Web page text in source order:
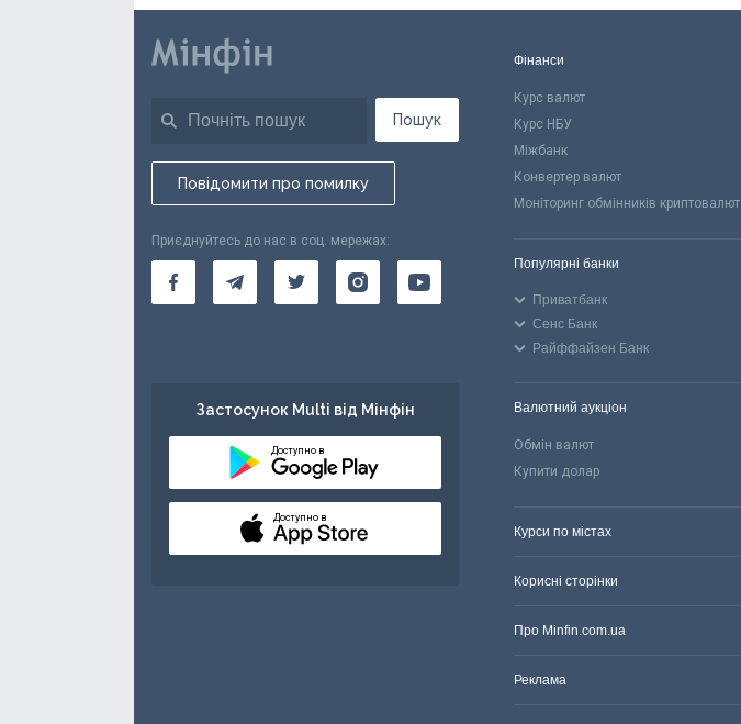
Пошук
Повідомити про помилку
Приєднуйтесь до нас в соц. мережах:
Застосунок Multi від Мінфін
Доступно в
Доступно в
Фінанси
Курс валют
Курс НБУ
Міжбанк
Конвертер валют
Моніторинг обмінників криптовалют
Популярні банки
Приватбанк
Сенс Банк
Райффайзен Банк
Валютний аукціон
Обмін валют
Купити долар
Курси по містах
Корисні сторінки
Про Minfin.com.ua
Реклама